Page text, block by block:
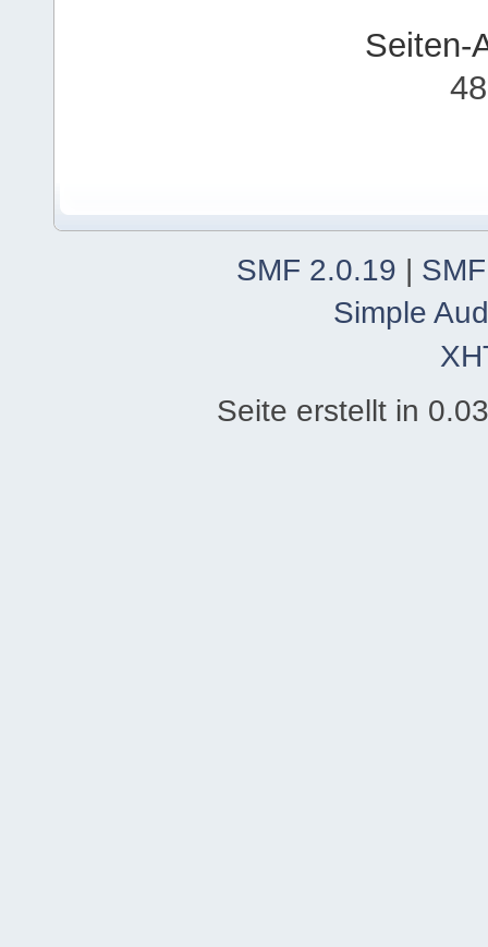
Seiten-
SMF 2.0.19 |
Simple
Seite erstellt in